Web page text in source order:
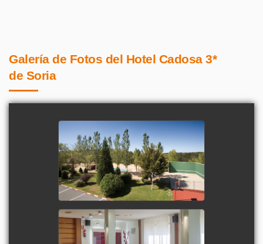
Galería de Fotos del Hotel Cadosa 3*
de Soria